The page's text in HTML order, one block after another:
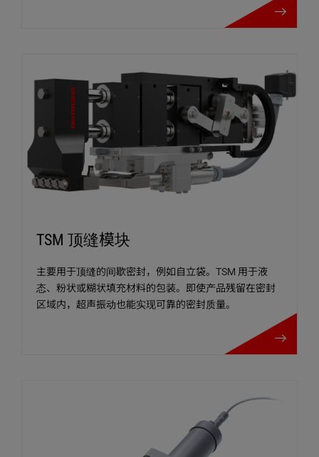
TSM 顶缝模块
主要用于顶缝的间歇密封，例如自立袋。TSM 用于液
态、粉状或糊状填充材料的包装。即使产品残留在密封
区域内，超声振动也能实现可靠的密封质量。
TSM 顶缝模块